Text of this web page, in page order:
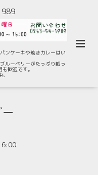
ンケーキや焼きカレーはい
ルーベリーがたっぷり載っ
歓迎です。